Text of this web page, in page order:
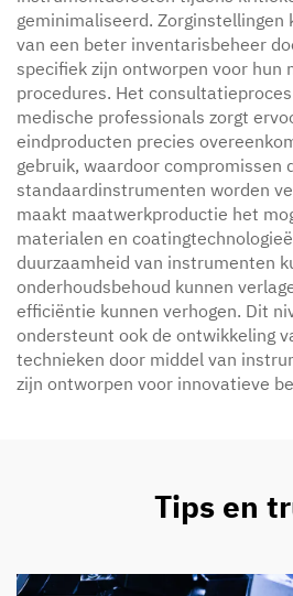
geminimaliseerd. Zorginstellingen
van een beter inventarisbeheer
specifiek zijn ontworpen voor hun
procedures. Het
medische professionals zorgt
eindproducten precies
gebruik, waardoor compromissen
standaardinstrumenten worden
maakt maatwerkproductie het
materialen en
duurzaamheid van instrumenten
onderhoudsbehoud kunnen
efficiëntie kunnen verhogen. Dit
ondersteunt ook de ontwikkeling
technieken door middel van
zijn ontworpen voor innovatieve
Tips en